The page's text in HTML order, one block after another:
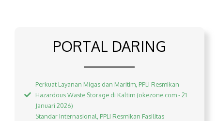
PORTAL DARING
Perkuat Layanan Migas dan Maritim, PPLI Resmikan
Hazardous Waste Storage di Kaltim (okezone.com - 21
Januari 2026)
Standar Internasional, PPLI Resmikan Fasilitas